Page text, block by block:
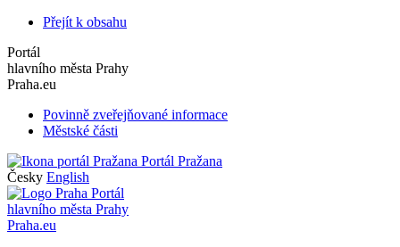
Přejít k obsahu
Portál
hlavního města Prahy
Praha.eu
Povinně zveřejňované informace
Městské části
Portál Pražana
Česky English
Portál
hlavního města Prahy
Praha.eu